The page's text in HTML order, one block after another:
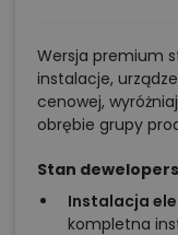
Wersja premium
instalacje,
cenowej,
obrębie grupy
Stan
Instalacja
kompletna